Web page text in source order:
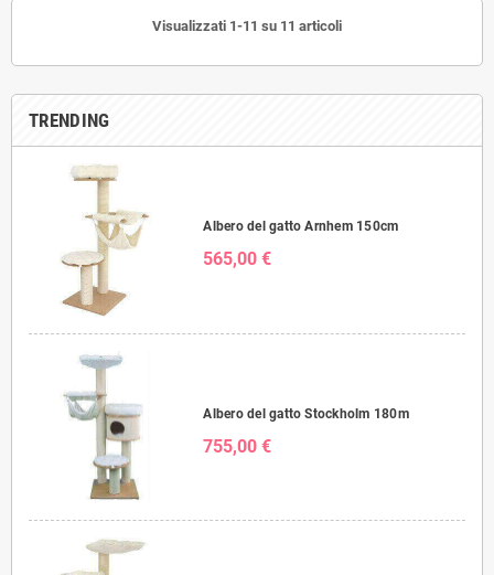
TRENDING
Albero del gatto Arnhem 150cm
565,00 €
Albero del gatto Stockholm 180m
755,00 €
Visualizzati 1-11 su 11 articoli